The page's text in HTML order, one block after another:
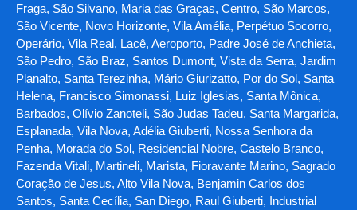
Fraga, São Silvano, Maria das Graças, Centro, São Marcos,
São Vicente, Novo Horizonte, Vila Amélia, Perpétuo Socorro,
Operário, Vila Real, Lacê, Aeroporto, Padre José de Anchieta,
São Pedro, São Braz, Santos Dumont, Vista da Serra, Jardim
Planalto, Santa Terezinha, Mário Giurizatto, Por do Sol, Santa
Helena, Francisco Simonassi, Luiz Iglesias, Santa Mônica,
Barbados, Olívio Zanoteli, São Judas Tadeu, Santa Margarida,
Esplanada, Vila Nova, Adélia Giuberti, Nossa Senhora da
Penha, Morada do Sol, Residencial Nobre, Castelo Branco,
Fazenda Vitali, Martineli, Marista, Fioravante Marino, Sagrado
Coração de Jesus, Alto Vila Nova, Benjamin Carlos dos
Santos, Santa Cecília, San Diego, Raul Giuberti, Industrial